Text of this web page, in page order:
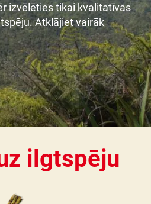
izvēlēties tikai kvalitatīvas
Atklājiet vairāk
Down
ilgtspēju